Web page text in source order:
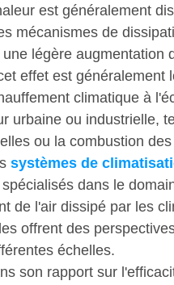
est généralement
mécanismes de
légère augmentation
effet est généralement
climatique à
urbaine ou industrielle,
ou la combustion
systèmes de
dans le
de l'air dissipé par les
offrent des
échelles.
son rapport sur